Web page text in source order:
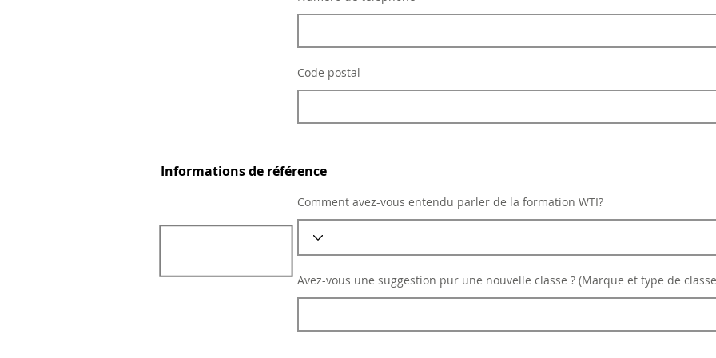
Code postal
Informations de référence
Avez-vous une suggestion pur une nouvelle classe ? (Marque et type de
Comment avez-vous entendu parler de la formation WTI?